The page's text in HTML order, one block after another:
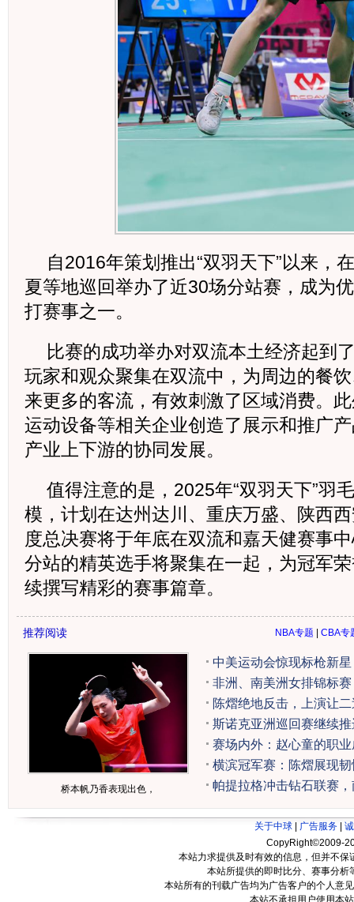
自2016年策划推出“双羽天下”以来，
夏等地巡回举办了近30场分站赛，成为
打赛事之一。
比赛的成功举办对双流本土经济起到
玩家和观众聚集在双流中，为周边的餐
来更多的客流，有效刺激了区域消费。
运动设备等相关企业创造了展示和推广
产业上下游的协同发展。
值得注意的是，2025年“双羽天下”羽
模，计划在达州达川、重庆万盛、陕西
度总决赛将于年底在双流和嘉天健赛事
分站的精英选手将聚集在一起，为冠军
续撰写精彩的赛事篇章。
推荐阅读 NBA专题 CBA专
中美运动会惊现标枪新
非洲、南美洲女排锦标
陈熠绝地反击，上演让
斯诺克亚洲巡回赛继续
赛场内外：赵心童的职
横滨冠军赛：陈熠展现
帕提拉格冲击钻石联赛
桥本帆乃香表现出色，
关于中球 广告服务
CopyRight©2009-
本站力求提供及时有效的信息，但并不
本站所提供的即时比分、赛事分
本站所有的刊载广告均为广告客户的个人意
本站不承担用户使用本